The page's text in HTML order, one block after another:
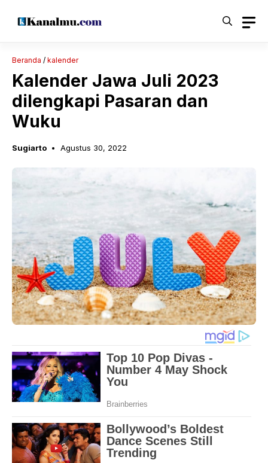
Beranda / kalender
Kalender Jawa Juli 2023
dilengkapi Pasaran dan
Wuku
Sugiarto Agustus 30, 2022